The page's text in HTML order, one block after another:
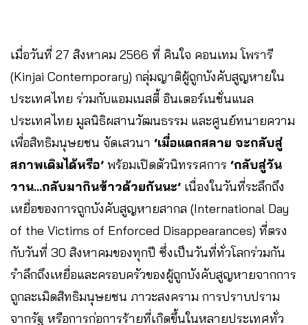
เมื่อวันที่ 27 สิงหาคม 2566 ที่ คินใจ คอนเทม โพรารี
(Kinjai Contemporary) กลุ่มญาติผู้ถูกบังคับสูญหายใน
ประเทศไทย ร่วมกับแอมเนสตี้ อินเตอร์เนชั่นแนล
ประเทศไทย มูลนิธิผสานวัฒนธรรม และศูนย์ทนายความ
เพื่อสิทธิมนุษยชน จัดเสวนา ‘เมื่อแตกสลาย จะกลับสู่
สภาพเดิมได้หรือ’ พร้อมเปิดตัวนิทรรศการ ‘กลับสู่วัน
วาน…กลับมากินข้าวด้วยกันนะ’ เนื่องในวันที่ระลึกถึง
เหยื่อของการถูกบังคับสูญหายสากล (International Day
of the Victims of Enforced Disappearances) ที่ตรง
กับวันที่ 30 สิงหาคมของทุกปี ซึ่งเป็นวันที่ทั่วโลกร่วมกัน
รำลึกถึงเหยื่อและครอบครัวของผู้ถูกบังคับสูญหายจากการ
ถูกละเมิดสิทธิมนุษยชน ภาวะสงคราม การปราบปราม
จากรัฐ หรือการก่อการร้ายที่เกิดขึ้นในหลายประเทศทั่ว